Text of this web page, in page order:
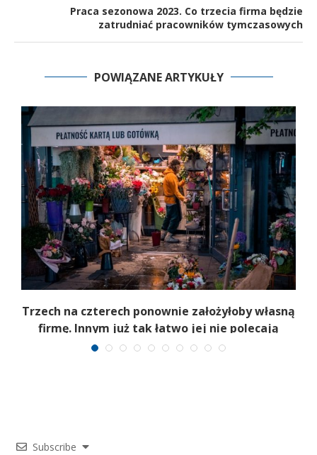
Praca sezonowa 2023. Co trzecia firma będzie
zatrudniać pracowników tymczasowych
POWIĄZANE ARTYKUŁY
Trzech na czterech ponownie założyłoby własną
firmę. Innym już tak łatwo jej nie polecają
Subscribe